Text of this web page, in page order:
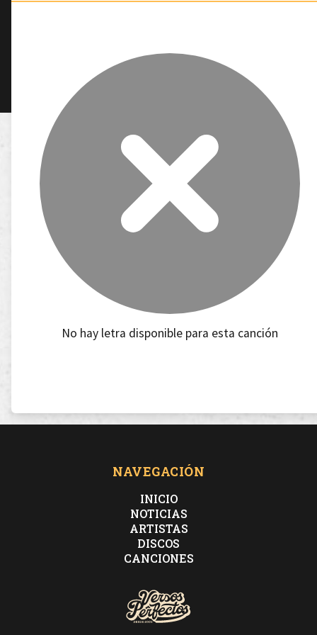
No hay letra disponible para esta canción
NAVEGACIÓN
INICIO
NOTICIAS
ARTISTAS
DISCOS
CANCIONES